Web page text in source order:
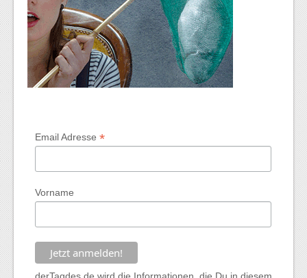
Email Adresse*
Vorname